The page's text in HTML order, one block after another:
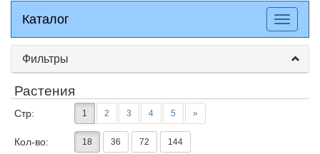
Каталог
Каталог
меню
Фильтры
Растения
Стр: 1 2 3 4 5 »
Кол-во: 18 36 72 144